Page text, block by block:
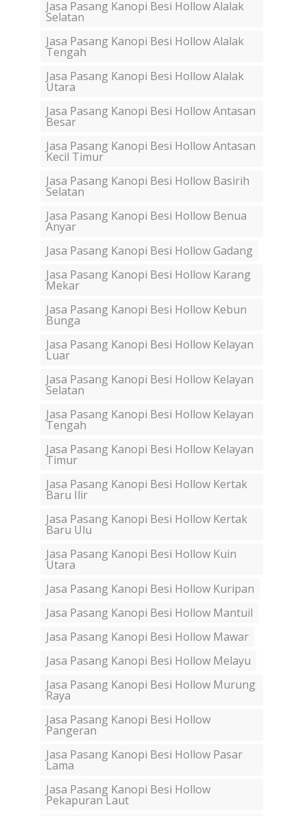
Jasa Pasang Kanopi Besi Hollow Alalak
Selatan
Jasa Pasang Kanopi Besi Hollow Alalak
Tengah
Jasa Pasang Kanopi Besi Hollow Alalak
Utara
Jasa Pasang Kanopi Besi Hollow Antasan
Besar
Jasa Pasang Kanopi Besi Hollow Antasan
Kecil Timur
Jasa Pasang Kanopi Besi Hollow Basirih
Selatan
Jasa Pasang Kanopi Besi Hollow Benua
Anyar
Jasa Pasang Kanopi Besi Hollow Gadang
Jasa Pasang Kanopi Besi Hollow Karang
Mekar
Jasa Pasang Kanopi Besi Hollow Kebun
Bunga
Jasa Pasang Kanopi Besi Hollow Kelayan
Luar
Jasa Pasang Kanopi Besi Hollow Kelayan
Selatan
Jasa Pasang Kanopi Besi Hollow Kelayan
Tengah
Jasa Pasang Kanopi Besi Hollow Kelayan
Timur
Jasa Pasang Kanopi Besi Hollow Kertak
Baru Ilir
Jasa Pasang Kanopi Besi Hollow Kertak
Baru Ulu
Jasa Pasang Kanopi Besi Hollow Kuin
Utara
Jasa Pasang Kanopi Besi Hollow Kuripan
Jasa Pasang Kanopi Besi Hollow Mantuil
Jasa Pasang Kanopi Besi Hollow Mawar
Jasa Pasang Kanopi Besi Hollow Melayu
Jasa Pasang Kanopi Besi Hollow Murung
Raya
Jasa Pasang Kanopi Besi Hollow
Pangeran
Jasa Pasang Kanopi Besi Hollow Pasar
Lama
Jasa Pasang Kanopi Besi Hollow
Pekapuran Laut